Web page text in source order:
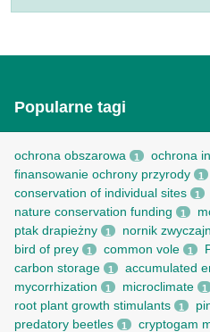
Popularne tagi
ochrona obszarowa 1 ochrona
finansowanie ochrony przyrody 1
conservation of individual sites 1
nature conservation funding 1
ptak drapieżny 1 nornik
bird of prey 1 common vole 1
carbon storage 1 accumulated
mycorrhization 1 microclimate 1
root рlant growth stimulants 1
predatory beetles 1 cryptogam